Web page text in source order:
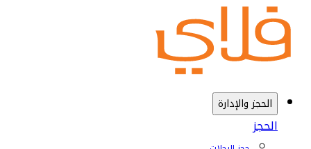
الحجز والإدارة
الحجز